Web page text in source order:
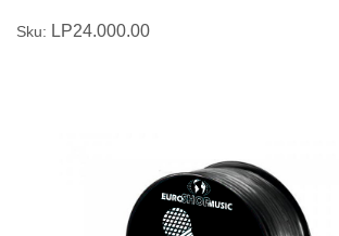
Sku: LP24.000.00